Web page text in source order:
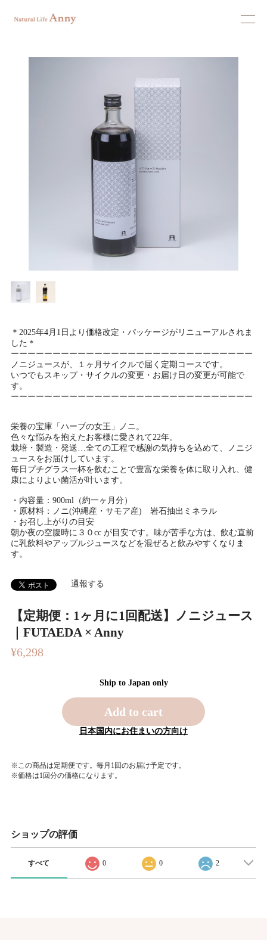
【定期便：1ヶ月に1回配送】ノニジュース
｜FUTAEDA × Anny
¥6,298
Ship to Japan only
Add to cart
日本国内にお住まいの方向け
※この商品は定期便です。毎月1回のお届け予定です。
※価格は1回分の価格になります。
＊2025年4月1日より価格改定・パッケージがリニューアルされま
した＊
ーーーーーーーーーーーーーーーーーーーーーーーーーーーーー
ノニジュースが、１ヶ月サイクルで届く定期コースです。
いつでもスキップ・サイクルの変更・お届け日の変更が可能で
す。
ーーーーーーーーーーーーーーーーーーーーーーーーーーーーー
栄養の宝庫「ハーブの女王」ノニ。
色々な悩みを抱えたお客様に愛されて22年。
栽培・製造・発送…全ての工程で感謝の気持ちを込めて、ノニジ
ュースをお届けしています。
毎日プチグラス一杯を飲むことで豊富な栄養を体に取り入れ、健
康によりよい菌活が叶います。
・内容量：900ml（約一ヶ月分）
・原材料：ノニ(沖縄産・サモア産) 岩石抽出ミネラル
・お召し上がりの目安
朝か夜の空腹時に３０cc が目安です。味が苦手な方は、飲む直前
に乳飲料やアップルジュースなどを混ぜると飲みやすくなりま
す。
通報する
ショップの評価
すべて 0 0 2